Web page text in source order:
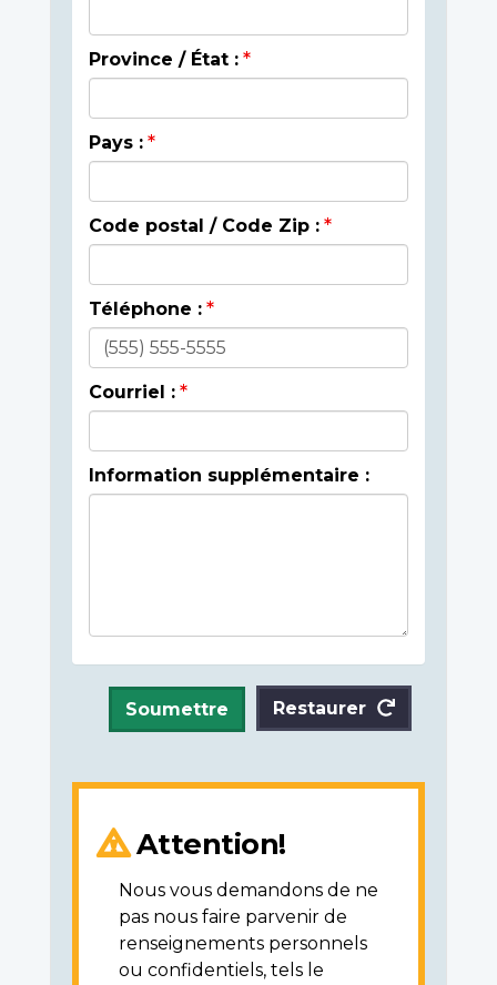
Province / État :
Pays :
Code postal / Code Zip :
Téléphone :
Courriel :
Information supplémentaire :
Soumettre Restaurer
Attention!
Nous vous demandons de ne
pas nous faire parvenir de
renseignements personnels
ou confidentiels, tels le